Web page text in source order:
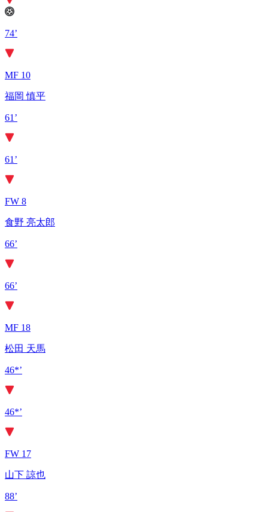
74’
MF 10
福岡 慎平
61’
61’
FW 8
食野 亮太郎
66’
66’
MF 18
松田 天馬
46*’
46*’
FW 17
山下 諒也
88’